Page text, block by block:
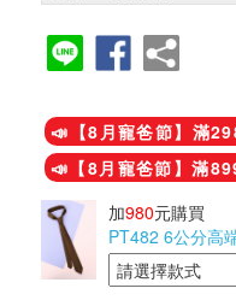
📣【8月寵爸節】滿
📣【8月寵爸節】滿
加980元購買
PT482 6公分高